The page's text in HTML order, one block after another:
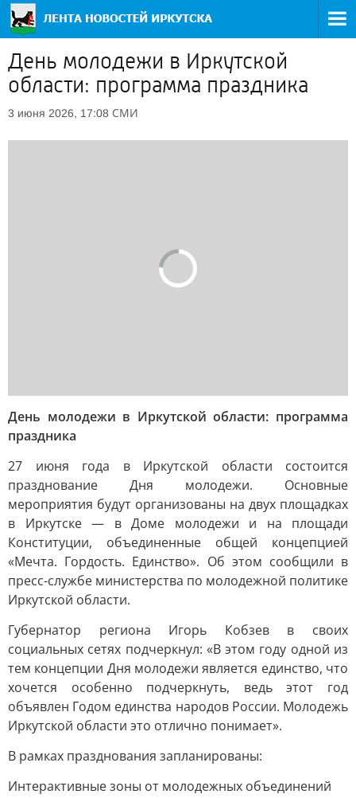
День молодежи в Иркутской
области: программа праздника
3 июня 2026, 17:08 СМИ
День молодежи в Иркутской области: программа
праздника
27 июня года в Иркутской области состоится
празднование Дня молодежи. Основные
мероприятия будут организованы на двух площадках
в Иркутске — в Доме молодежи и на площади
Конституции, объединенные общей концепцией
«Мечта. Гордость. Единство». Об этом сообщили в
пресс-службе министерства по молодежной политике
Иркутской области.
Губернатор региона Игорь Кобзев в своих
социальных сетях подчеркнул: «В этом году одной из
тем концепции Дня молодежи является единство, что
хочется особенно подчеркнуть, ведь этот год
объявлен Годом единства народов России. Молодежь
Иркутской области это отлично понимает».
В рамках празднования запланированы:
Интерактивные зоны от молодежных объединений